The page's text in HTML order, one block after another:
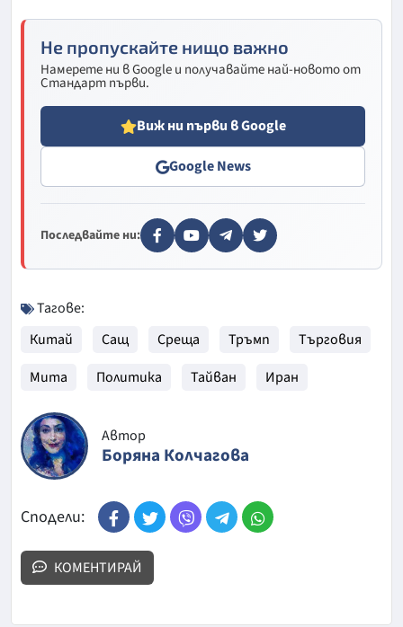
Не пропускайте нищо важно
Намерете ни в Google и получавайте най-новото от
Стандарт първи.
Виж ни първи в Google
Google News
Последвайте ни:
Тагове:
Китай
Сащ Среща Тръмп
Търговия
Мита
Политика Тайван Иран
Автор
Боряна Колчагова
Сподели:
КОМЕНТИРАЙ